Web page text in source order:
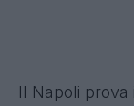
Il Napoli